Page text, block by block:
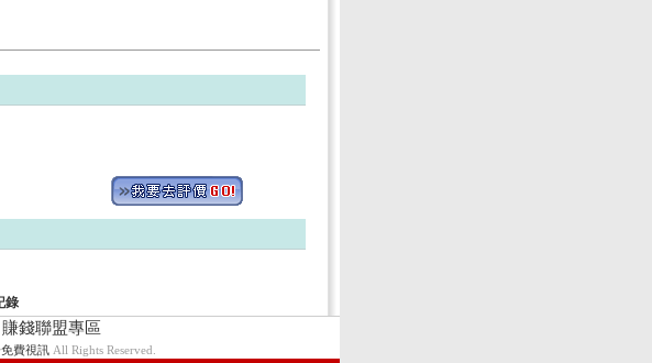
錄
賺錢聯盟專區
費視訊 All Rights Reserved.